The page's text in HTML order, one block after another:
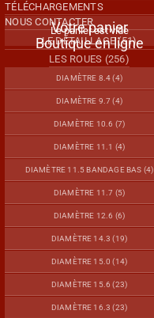
TÉLÉCHARGEMENTS
NOUS CONTACTER
Votre panier
Le panier est vide
Boutique en ligne
LE DÉTAILLAGE (51)
LES ROUES (256)
DIAMÈTRE 8.4 (4)
DIAMÈTRE 9.7 (4)
DIAMÈTRE 10.6 (7)
DIAMÈTRE 11.1 (4)
DIAMÈTRE 11.5 BANDAGE BAS (4)
DIAMÈTRE 11.7 (5)
DIAMÈTRE 12.6 (6)
DIAMÈTRE 14.3 (19)
DIAMÈTRE 15.0 (14)
DIAMÈTRE 15.6 (23)
DIAMÈTRE 16.3 (23)